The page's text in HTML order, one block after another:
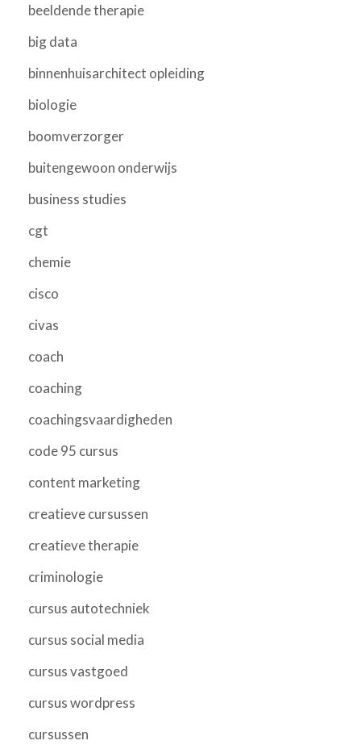
beeldende therapie
big data
binnenhuisarchitect opleiding
biologie
boomverzorger
buitengewoon onderwijs
business studies
cgt
chemie
cisco
civas
coach
coaching
coachingsvaardigheden
code 95 cursus
content marketing
creatieve cursussen
creatieve therapie
criminologie
cursus autotechniek
cursus social media
cursus vastgoed
cursus wordpress
cursussen